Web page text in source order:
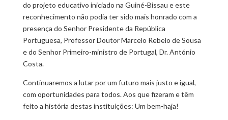
do projeto educativo iniciado na Guiné-Bissau e este
reconhecimento não podia ter sido mais honrado com a
presença do Senhor Presidente da República
Portuguesa, Professor Doutor Marcelo Rebelo de Sousa
e do Senhor Primeiro-ministro de Portugal, Dr. António
Costa.
Continuaremos a lutar por um futuro mais justo e igual,
com oportunidades para todos. Aos que fizeram e têm
feito a história destas instituições: Um bem-haja!